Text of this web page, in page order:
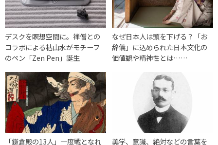
デスクを瞑想空間に。禅僧との
コラボによる枯山水がモチーフ
のペン「Zen Pen」誕生
なぜ日本人は頭を下げる？「お
辞儀」に込められた日本文化の
価値観や精神性とは……
「鎌倉殿の13人」一度戦となれ
美学、意識、絶対などの言葉を